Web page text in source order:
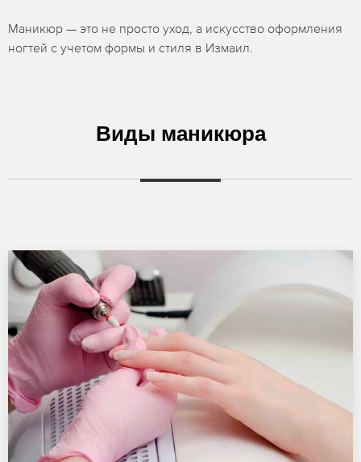
Маникюр — это не просто уход, а искусство оформления
ногтей с учетом формы и стиля в Измаил.
Виды маникюра